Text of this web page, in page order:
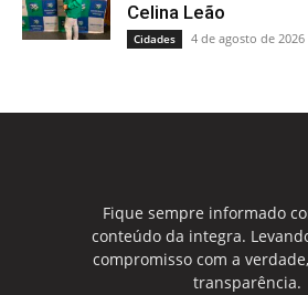
Celina Leão
Cidades 4 de agosto de 2026
Fique sempre informado
conteúdo da integra.
compromisso com a
transparência.